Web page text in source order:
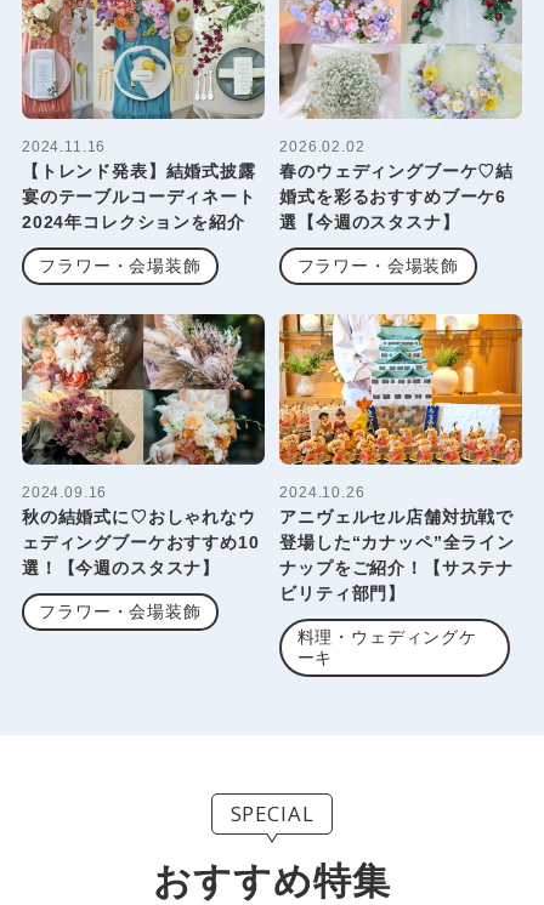
2024.11.16
【トレンド発表】結婚式披露
宴のテーブルコーディネート
2024年コレクションを紹介
フラワー・会場装飾
2026.02.02
春のウェディングブーケ♡結
婚式を彩るおすすめブーケ6
選【今週のスタスナ】
フラワー・会場装飾
2024.09.16
秋の結婚式に♡おしゃれなウ
ェディングブーケおすすめ10
選！【今週のスタスナ】
フラワー・会場装飾
2024.10.26
アニヴェルセル店舗対抗戦で
登場した“カナッペ”全ライン
ナップをご紹介！【サステナ
ビリティ部門】
料理・ウェディングケ
ーキ
SPECIAL
おすすめ特集